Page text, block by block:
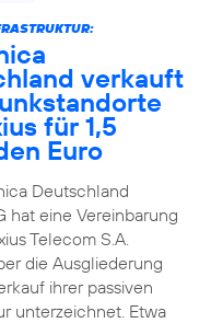
verkauft
für 1,5
Euro
Deutschland
hat eine Vereinbarung
Telecom S.A.
die Ausgliederung
ihrer passiven
unterzeichnet. Etwa